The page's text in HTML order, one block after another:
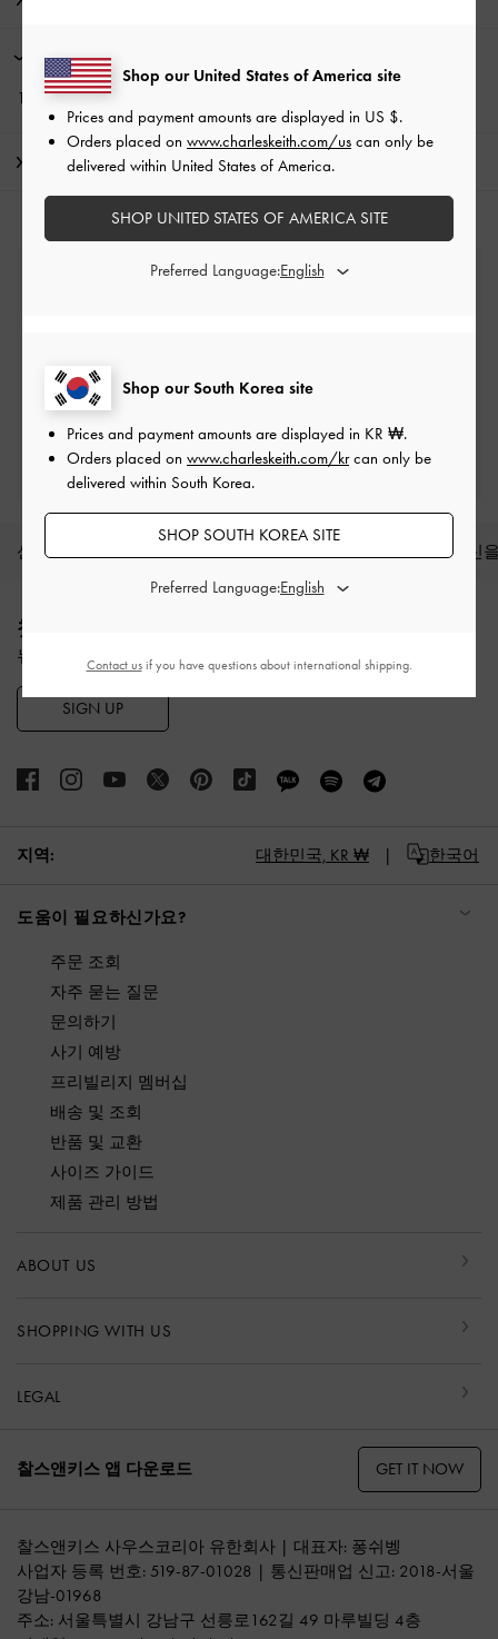
프로모션
10% 할인*, 뉴스레터 구독과
배송 및 반품
무료 표준 배송
배송 후 7일 이내
프리빌리지 멤버십 자격 조건
최소 구매 금액: ₩200,000 이상
신상품 당신
첫 구매 10% 할인 혜택
뉴스레터 구독과 계정 생성 시 적용됩니다.
SIGN UP
지역: 대한민국, KR ₩ 한국어
도움이 필요하신가요?
주문 조회
자주 묻는 질문
문의하기
사기 예방
프리빌리지 멤버십
배송 및 조회
반품 및 교환
사이즈 가이드
제품 관리 방법
ABOUT US
SHOPPING WITH US
LEGAL
찰스앤키스 앱 다운로드 GET IT NOW
찰스앤키스 사우스코리아 유한회사 | 대표자: 퐁쉬벵
사업자 등록 번호: 519-87-01028 | 통신판매업 신고: 2018-서울
강남-01968
주소: 서울특별시 강남구 선릉로162길 49 마루빌딩 4층
Shop our South Korea site
Prices and payment amounts are displayed in KR ₩.
Orders placed on www.charleskeith.com/krcan only be
delivered within South Korea.
SHOP SOUTH KOREA SITE
Preferred Language:
Shop our United States of America site
Prices and payment amounts are displayed in US $.
Orders placed on www.charleskeith.com/us can only be
delivered within United States of America.
SHOP UNITED STATES OF AMERICA SITE
Preferred Language:
Contact usif you have questions about international shipping.